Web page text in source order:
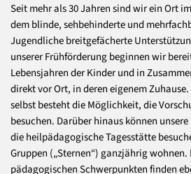
Seit mehr als 30 Jahren sind wir ein Ort
dem blinde, sehbehinderte und
Jugendliche breitgefächerte
unserer Frühförderung beginnen wir
Lebensjahren der Kinder und in
direkt vor Ort, in deren eigenem
selbst besteht die Möglichkeit, die
besuchen. Darüber hinaus können
die heilpädagogische Tagesstätte
Gruppen („Sternen“) ganzjährig wohnen.
pädagogischen Schwerpunkten finden